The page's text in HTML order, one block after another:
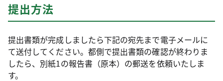
提出方法
提出書類が完成しましたら下記の宛先まで電子メールに
て送付してください。都側で提出書類の確認が終わりま
したら、別紙1の報告書（原本）の郵送を依頼いたしま
す。